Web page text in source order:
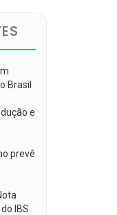
Brasil
e
prevê
IBS